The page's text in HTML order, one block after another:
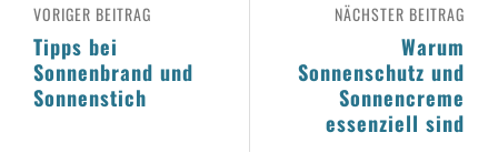
NÄCHSTER BEITRAG
Warum
Sonnenschutz und
Sonnencreme
essenziell sind
VORIGER BEITRAG
Tipps bei
Sonnenbrand und
Sonnenstich